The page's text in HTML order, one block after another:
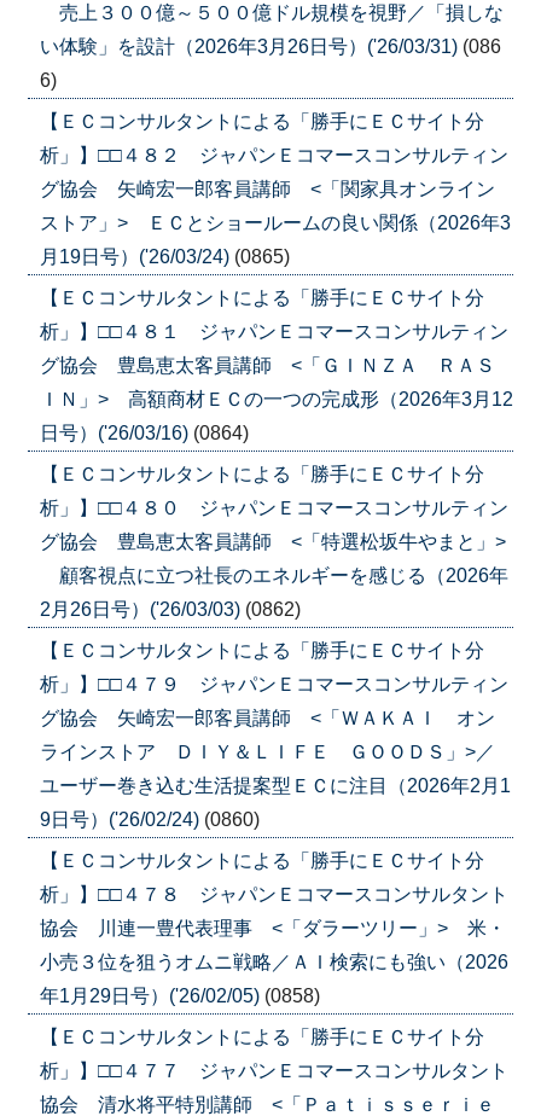
売上３００億～５００億ドル規模を視野／「損しな
い体験」を設計（2026年3月26日号）('26/03/31) (086
6)
【ＥＣコンサルタントによる「勝手にＥＣサイト分
析」】□□４８２ ジャパンＥコマースコンサルティン
グ協会 矢崎宏一郎客員講師 <「関家具オンライン
ストア」> ＥＣとショールームの良い関係（2026年3
月19日号）('26/03/24) (0865)
【ＥＣコンサルタントによる「勝手にＥＣサイト分
析」】□□４８１ ジャパンＥコマースコンサルティン
グ協会 豊島恵太客員講師 <「ＧＩＮＺＡ ＲＡＳ
ＩＮ」> 高額商材ＥＣの一つの完成形（2026年3月12
日号）('26/03/16) (0864)
【ＥＣコンサルタントによる「勝手にＥＣサイト分
析」】□□４８０ ジャパンＥコマースコンサルティン
グ協会 豊島恵太客員講師 <「特選松坂牛やまと」>
顧客視点に立つ社長のエネルギーを感じる（2026年
2月26日号）('26/03/03) (0862)
【ＥＣコンサルタントによる「勝手にＥＣサイト分
析」】□□４７９ ジャパンＥコマースコンサルティン
グ協会 矢崎宏一郎客員講師 <「ＷＡＫＡＩ オン
ラインストア ＤＩＹ＆ＬＩＦＥ ＧＯＯＤＳ」>／
ユーザー巻き込む生活提案型ＥＣに注目（2026年2月1
9日号）('26/02/24) (0860)
【ＥＣコンサルタントによる「勝手にＥＣサイト分
析」】□□４７８ ジャパンＥコマースコンサルタント
協会 川連一豊代表理事 <「ダラーツリー」> 米・
小売３位を狙うオムニ戦略／ＡＩ検索にも強い（2026
年1月29日号）('26/02/05) (0858)
【ＥＣコンサルタントによる「勝手にＥＣサイト分
析」】□□４７７ ジャパンＥコマースコンサルタント
協会 清水将平特別講師 <「Ｐａｔｉｓｓｅｒｉｅ